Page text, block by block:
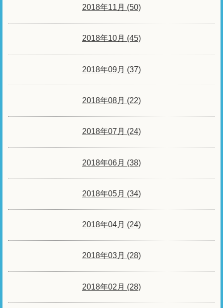
2018年11月 (50)
2018年10月 (45)
2018年09月 (37)
2018年08月 (22)
2018年07月 (24)
2018年06月 (38)
2018年05月 (34)
2018年04月 (24)
2018年03月 (28)
2018年02月 (28)